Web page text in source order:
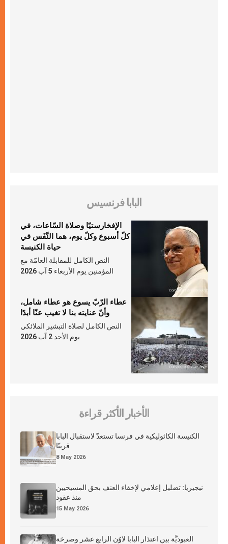
البابا فرنسيس
الإفخارستيّا وصلاة السّاعات، في
كلّ أسبوع وكلّ يوم، هما النَّفَس في
حياة الكنيسة
النص الكامل للمقابلة العامّة مع
المؤمنين يوم الأربعاء 5 آب 2026
عطاء الرّبّ يسوع هو عطاء شامل،
وأنّ عنايته بنا لا تغيب عنّا أبدًا
النص الكامل لصلاة التبشير الملائكي
يوم الأحد 2 آب 2026
الأخبار الأكثر قراءة
الكنيسة الكاثوليكية في فرنسا تستعدّ لاستقبال البابا
قريبًا
8 May 2026
نيجيريا: تضليل إعلامي لإخفاء العنف بحق المسيحيين
منذ عقود
15 May 2026
العبوديَّة بين اعتذار البابا لاوُن الرابع عشر وصرخة